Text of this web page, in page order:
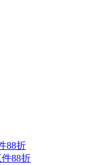
88折
88折